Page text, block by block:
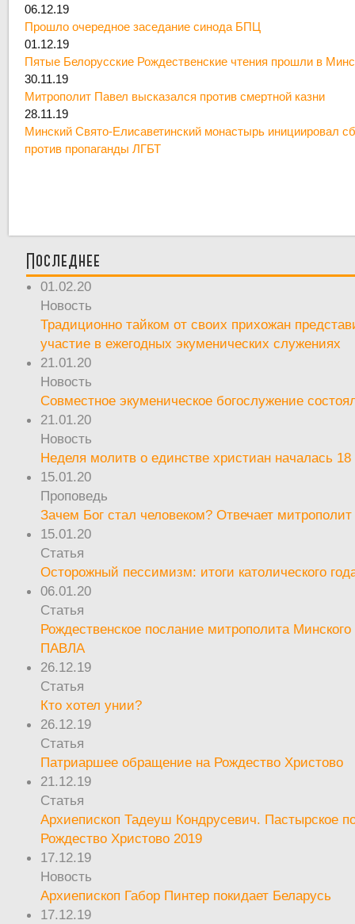
06.12.19
Прошло очередное заседание синода БПЦ
01.12.19
Пятые Белорусские Рождественские чтения прошли в
30.11.19
Митрополит Павел высказался против смертной казни
28.11.19
Минский Свято-Елисаветинский монастырь инициировал
против пропаганды ЛГБТ
Последнее
01.02.20
Новость
Традиционно тайком от своих прихожан
участие в ежегодных экуменических служениях
21.01.20
Новость
Совместное экуменическое богослужение
21.01.20
Новость
Неделя молитв о единстве христиан началась 18
15.01.20
Проповедь
Зачем Бог стал человеком? Отвечает
15.01.20
Статья
Осторожный пессимизм: итоги католического
06.01.20
Статья
Рождественское послание митрополита Минского
ПАВЛА
26.12.19
Статья
Кто хотел унии?
26.12.19
Статья
Патриаршее обращение на Рождество Христово
21.12.19
Статья
Архиепископ Тадеуш Кондрусевич. Пастырское
Рождество Христово 2019
17.12.19
Новость
Архиепископ Габор Пинтер покидает Беларусь
17.12.19